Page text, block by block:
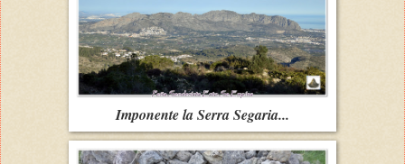
Imponente la Serra Segaria...